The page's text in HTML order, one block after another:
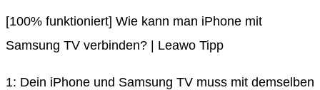
[100% funktioniert] Wie kann man iPhone mit
Samsung TV verbinden? | Leawo Tipp
1: Dein iPhone und Samsung TV muss mit demselben